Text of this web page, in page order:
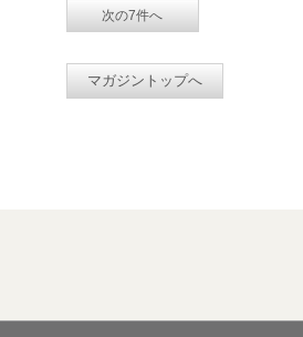
次の7件へ
マガジントップへ